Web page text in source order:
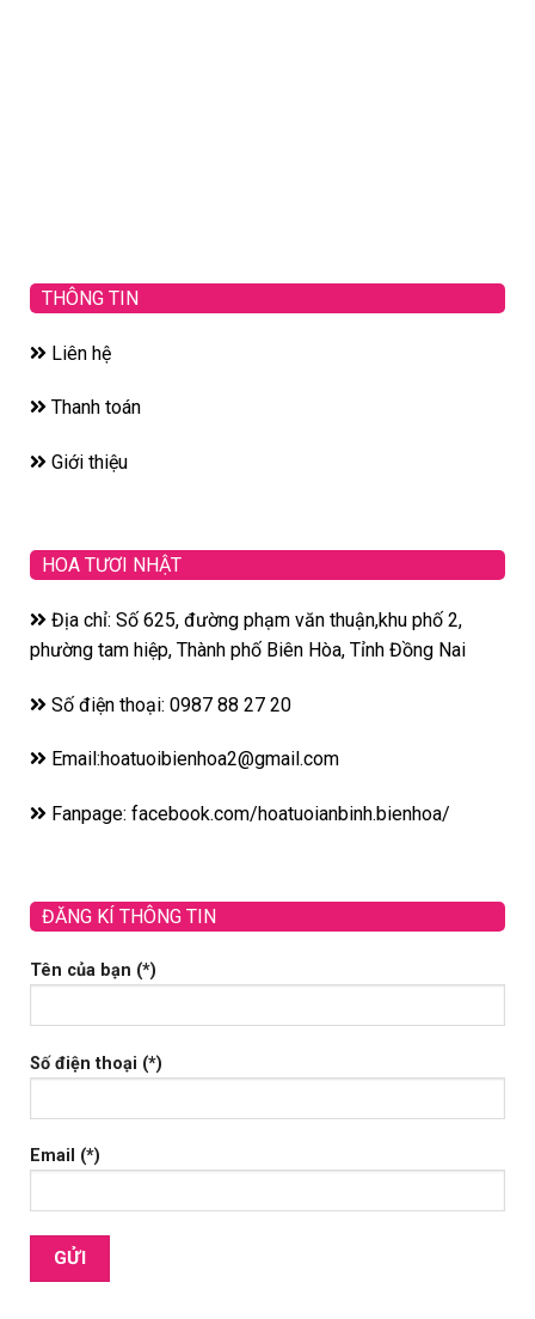
THÔNG TIN
Liên hệ
Thanh toán
Giới thiệu
HOA TƯƠI NHẬT
Địa chỉ: Số 625, đường phạm văn thuận,khu phố 2,
phường tam hiệp, Thành phố Biên Hòa, Tỉnh Đồng Nai
Số điện thoại: 0987 88 27 20
Email:hoatuoibienhoa2@gmail.com
Fanpage: facebook.com/hoatuoianbinh.bienhoa/
ĐĂNG KÍ THÔNG TIN
Tên của bạn (*)
Số điện thoại (*)
Email (*)